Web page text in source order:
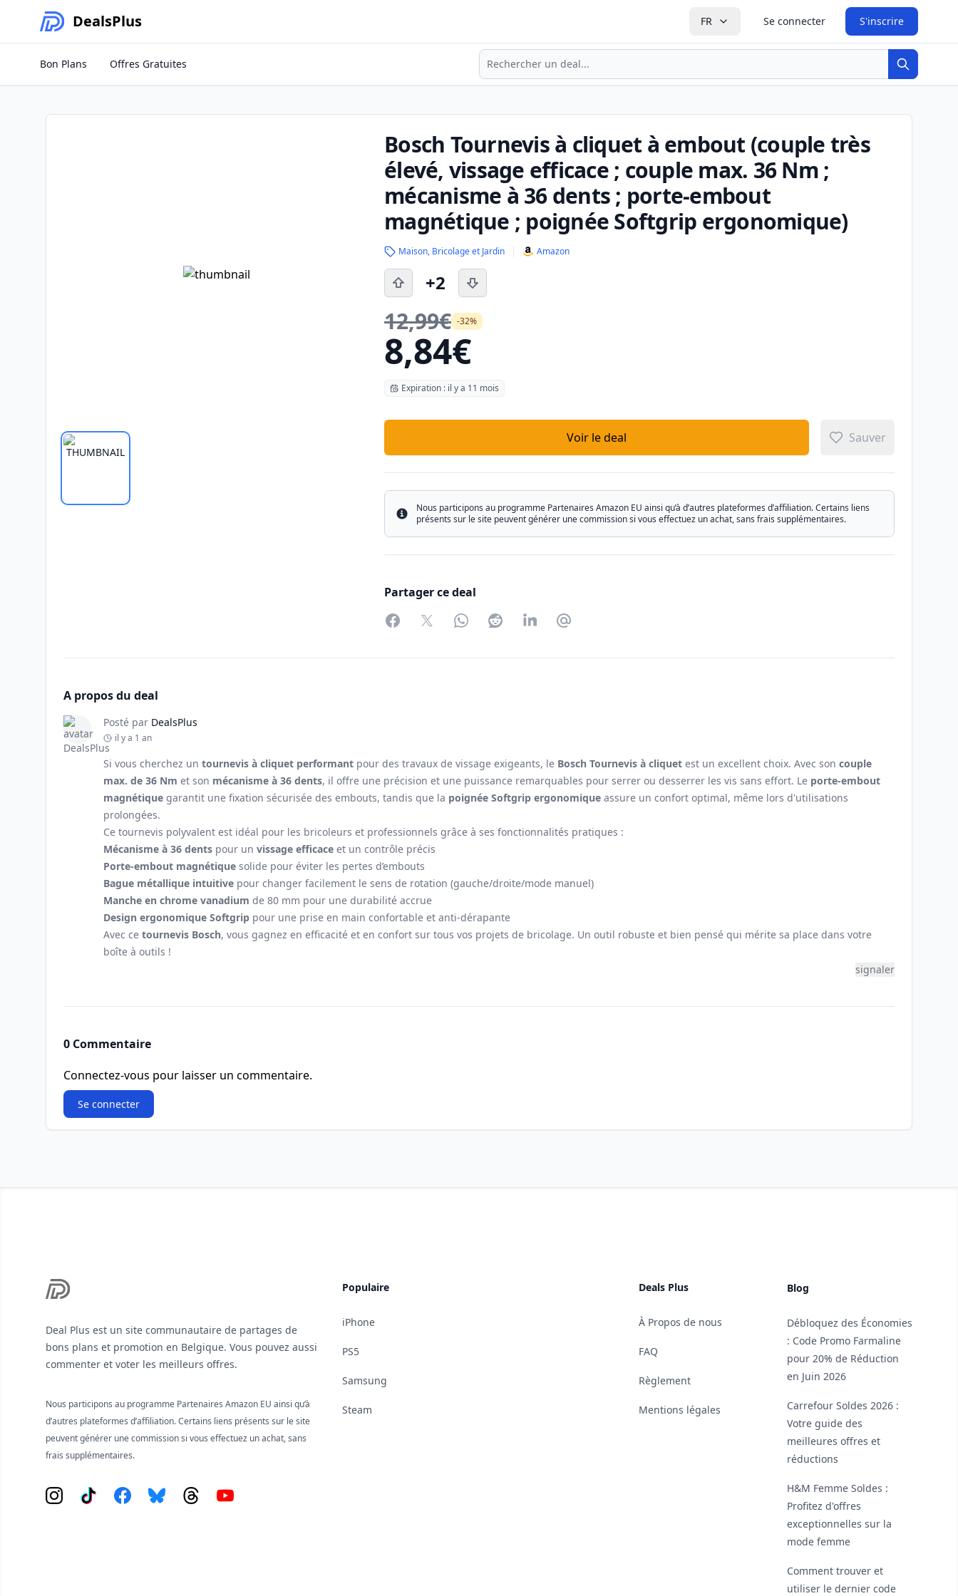
DealsPlus FR Se connecter S'inscrire
Recherche
Recherche
Bon Plans Offres Gratuites
Bosch Tournevis à cliquet à embout (couple très
élevé, vissage efficace ; couple max. 36 Nm ;
mécanisme à 36 dents ; porte-embout
magnétique ; poignée Softgrip ergonomique)
Maison, Bricolage et Jardin Amazon
+2
12,99€ -32%
8,84€
Expiration : il y a 11 mois
Voir le deal Sauver
Info
Nous participons au programme Partenaires Amazon EU ainsi qu’à d’autres plateformes d’affiliation. Certains liens
présents sur le site peuvent générer une commission si vous effectuez un achat, sans frais supplémentaires.
Partager ce deal
FacebookTwitterWhatsAppRedditLinkedInPartager par Email
A propos du deal
Posté par DealsPlus
il y a 1 an
Si vous cherchez un tournevis à cliquet performant pour des travaux de vissage exigeants, le Bosch Tournevis à cliquet est un excellent choix. Avec son couple
max. de 36 Nm et son mécanisme à 36 dents, il offre une précision et une puissance remarquables pour serrer ou desserrer les vis sans effort. Le porte-embout
magnétique garantit une fixation sécurisée des embouts, tandis que la poignée Softgrip ergonomique assure un confort optimal, même lors d'utilisations
prolongées.
Ce tournevis polyvalent est idéal pour les bricoleurs et professionnels grâce à ses fonctionnalités pratiques :
Mécanisme à 36 dents pour un vissage efficace et un contrôle précis
Porte-embout magnétique solide pour éviter les pertes d’embouts
Bague métallique intuitive pour changer facilement le sens de rotation (gauche/droite/mode manuel)
Manche en chrome vanadium de 80 mm pour une durabilité accrue
Design ergonomique Softgrip pour une prise en main confortable et anti-dérapante
Avec ce tournevis Bosch, vous gagnez en efficacité et en confort sur tous vos projets de bricolage. Un outil robuste et bien pensé qui mérite sa place dans votre
boîte à outils !
signaler
0 Commentaire
Connectez-vous pour laisser un commentaire.
Se connecter
Deal Plus est un site communautaire de partages de
bons plans et promotion en Belgique. Vous pouvez aussi
commenter et voter les meilleurs offres.
Nous participons au programme Partenaires Amazon EU ainsi qu’à
d’autres plateformes d’affiliation. Certains liens présents sur le site
peuvent générer une commission si vous effectuez un achat, sans
frais supplémentaires.
Instagram
Tiktok FacebookBlueskyThreadsYouTube
Populaire
iPhone
PS5
Samsung
Steam
Deals Plus
À Propos de nous
FAQ
Règlement
Mentions légales
Blog
Débloquez des Économies
: Code Promo Farmaline
pour 20% de Réduction
en Juin 2026
Carrefour Soldes 2026 :
Votre guide des
meilleures offres et
réductions
H&M Femme Soldes :
Profitez d'offres
exceptionnelles sur la
mode femme
Comment trouver et
utiliser le dernier code